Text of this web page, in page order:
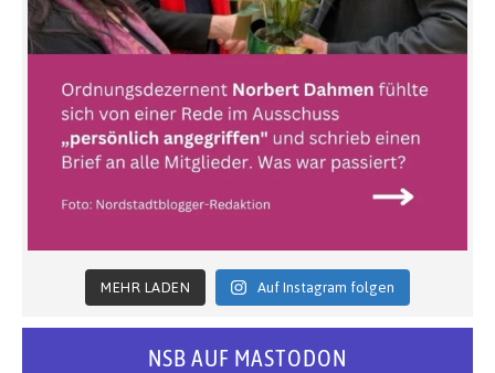
MEHR LADEN Auf Instagram folgen
NSB AUF MASTODON